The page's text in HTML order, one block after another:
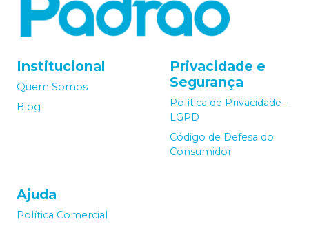
Institucional
Quem Somos
Blog
Privacidade e
Segurança
Política de Privacidade -
LGPD
Código de Defesa do
Consumidor
Ajuda
Política Comercial